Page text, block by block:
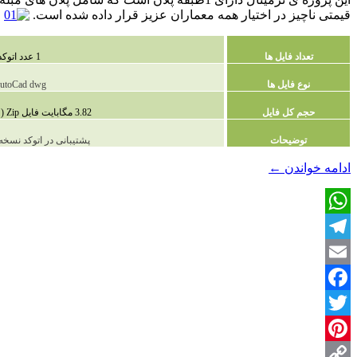
قیمتی ناچیز در اختیار همه معماران عزیز قرار داده شده است.
تعداد فایل ها 1 عدد اتوکد
نوع فایل ها dwg
حجم کل فایل 3.82 مگابایت فایل Zip (فشرده شده )
توضیحات پشتیبانی در اتوکد نسخه 2010 و
ادامه خواندن دانلود
←
WhatsApp
Telegram
Email
Facebook
Twitter
Pinterest